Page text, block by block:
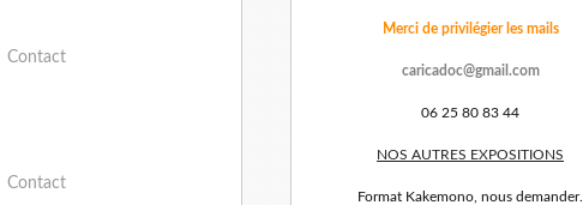
Contact
Contact
Merci de privilégier les mails
caricadoc@gmail.com
06 25 80 83 44
NOS AUTRES EXPOSITIONS
Format Kakemono, nous demander.